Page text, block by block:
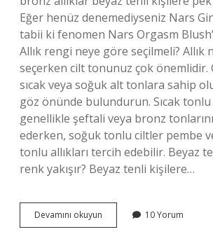
Eğer henüz denemediyseniz Nars
tabii ki fenomen Nars Orgasm
Allık rengi neye göre seçilmeli? Allık
seçerken cilt tonunuz çok
sıcak veya soğuk alt tonlara sahip
göz önünde bulundurun. Sıcak
genellikle şeftali veya bronz
ederken, soğuk tonlu ciltler pembe
tonlu allıkları tercih edebilir. Beyaz
renk yakışır? Beyaz tenli kişilere…
Devamını okuyun
Tenliler
10 Yorum